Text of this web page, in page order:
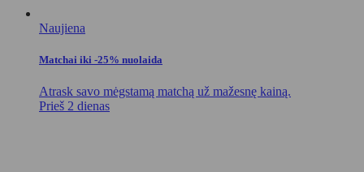
Naujiena
Matchai iki -25% nuolaida
Atrask savo mėgstamą matchą už mažesnę kainą.
Prieš 2 dienas